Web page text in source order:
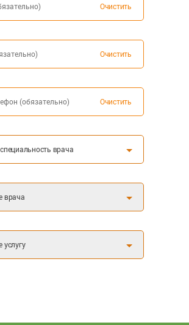
Очистить
Очистить
Очистить
врача
врача
услугу